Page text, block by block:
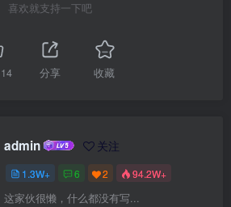
喜欢就支持一下吧
14 分享 收藏
admin 关注
1.3W+ 6 2 94.2W+
这家伙很懒，什么都没有写...